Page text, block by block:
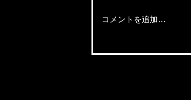
コメントを追加…